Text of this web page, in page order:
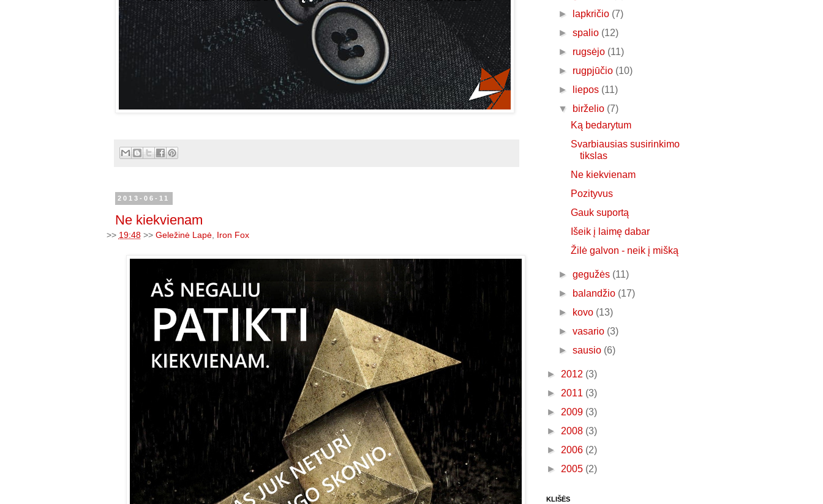
2013-06-11
Ne kiekvienam
>> 19:48 >> Geležinė Lapė, Iron Fox
►
lapkričio (7)
►spalio (12)
► rugsėjo (11)
► rugpjūčio (10)
►
liepos (11)
▼
birželio (7)
Ką bedarytum
Svarbiausias susirinkimo
tikslas
Ne kiekvienam
Pozityvus
Gauk suportą
Išeik į laimę dabar
Žilė galvon - neik į mišką
►gegužės (11)
►
balandžio (17)
►
kovo (13)
►vasario (3)
►sausio (6)
► 2012 (3)
► 2011 (3)
► 2009 (3)
► 2008 (3)
► 2006 (2)
► 2005 (2)
KLIŠĖS